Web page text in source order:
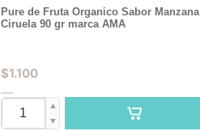
Pure de Fruta Organico Sabor Manzana
Ciruela 90 gr marca AMA
$1.100
▲
▼